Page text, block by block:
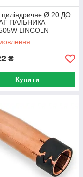
Ø 20 ДО
ПАЛЬНИКА
LINCOLN
₴
Купити